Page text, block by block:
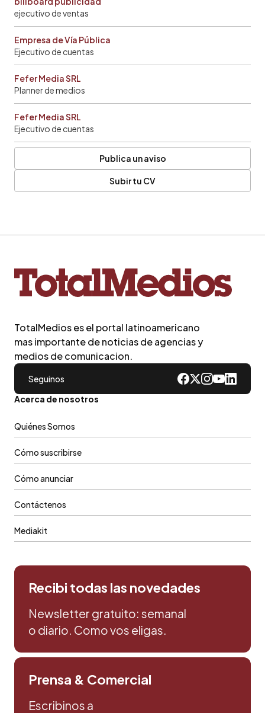
ejecutivo de ventas
Empresa de Vía Pública
Ejecutivo de cuentas
Fefer Media SRL
Planner de medios
Fefer Media SRL
Ejecutivo de cuentas
Publica un aviso
Subir tu CV
TotalMedios es el portal latinoamericano
mas importante de noticias de agencias y
medios de comunicacion.
Seguinos
Acerca de nosotros
Quiénes Somos
Cómo suscribirse
Cómo anunciar
Contáctenos
Mediakit
Recibi todas las novedades
Newsletter gratuito: semanal
o diario. Como vos eligas.
Prensa & Comercial
Escribinos a